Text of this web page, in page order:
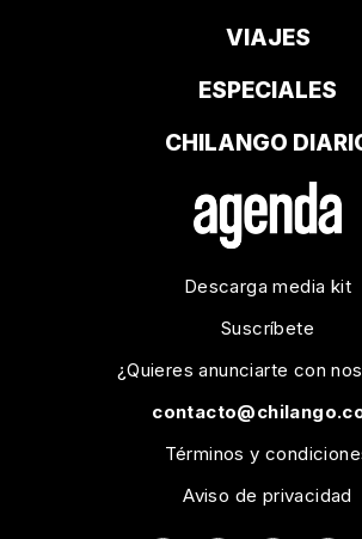
VIAJES
ESPECIALES
CHILANGO
Descarga media kit
Suscríbete
¿Quieres anunciarte con
Términos y
Aviso de privacidad